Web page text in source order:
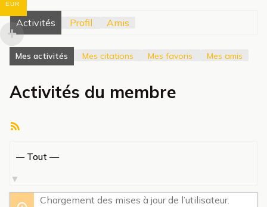
Activités Profil Amis
Mes activités Mes citations Mes favoris Mes amis
Activités du membre
par
activité:
Chargement des mises à jour de l’utilisateur.
EUR